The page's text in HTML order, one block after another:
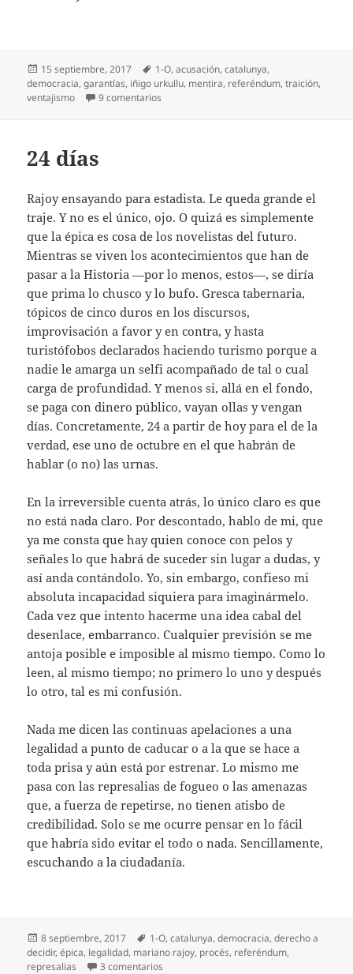
Publicado
el
15 septiembre, 2017 Etiquetas
1-O,acusación,catalunya,
democracia,garantías, iñigo urkullu, mentira, referéndum,traición,
ventajismo
9 comentarios
24 días
Rajoy ensayando para estadista. Le queda grande el
traje. Y no es el único, ojo. O quizá es simplemente
que la épica es cosa de los novelistas del futuro.
Mientras se viven los acontecimientos que han de
pasar a la Historia —por lo menos, estos—, se diría
que prima lo chusco y lo bufo. Gresca tabernaria,
tópicos de cinco duros en los discursos,
improvisación a favor y en contra, y hasta
turistófobos declarados haciendo turismo porque a
nadie le amarga un selfi acompañado de tal o cual
carga de profundidad. Y menos si, allá en el fondo,
se paga con dinero público, vayan ollas y vengan
días. Concretamente, 24 a partir de hoy para el de la
verdad, ese uno de octubre en el que habrán de
hablar (o no) las urnas.
En la irreversible cuenta atrás, lo único claro es que
no está nada claro. Por descontado, hablo de mi, que
ya me consta que hay quien conoce con pelos y
señales lo que habrá de suceder sin lugar a dudas, y
así anda contándolo. Yo, sin embargo, confieso mi
absoluta incapacidad siquiera para imaginármelo.
Cada vez que intento hacerme una idea cabal del
desenlace, embarranco. Cualquier previsión se me
antoja posible e imposible al mismo tiempo. Como lo
leen, al mismo tiempo; no primero lo uno y después
lo otro, tal es mi confusión.
Nada me dicen las continuas apelaciones a una
legalidad a punto de caducar o a la que se hace a
toda prisa y aún está por estrenar. Lo mismo me
pasa con las represalias de fogueo o las amenazas
que, a fuerza de repetirse, no tienen atisbo de
credibilidad. Solo se me ocurre pensar en lo fácil
que habría sido evitar el todo o nada. Sencillamente,
escuchando a la ciudadanía.
Publicado
el
8 septiembre, 2017 Etiquetas
1-O,catalunya,democracia,derecho a
decidir,épica, legalidad, mariano rajoy, procés, referéndum,
represalias
3 comentarios